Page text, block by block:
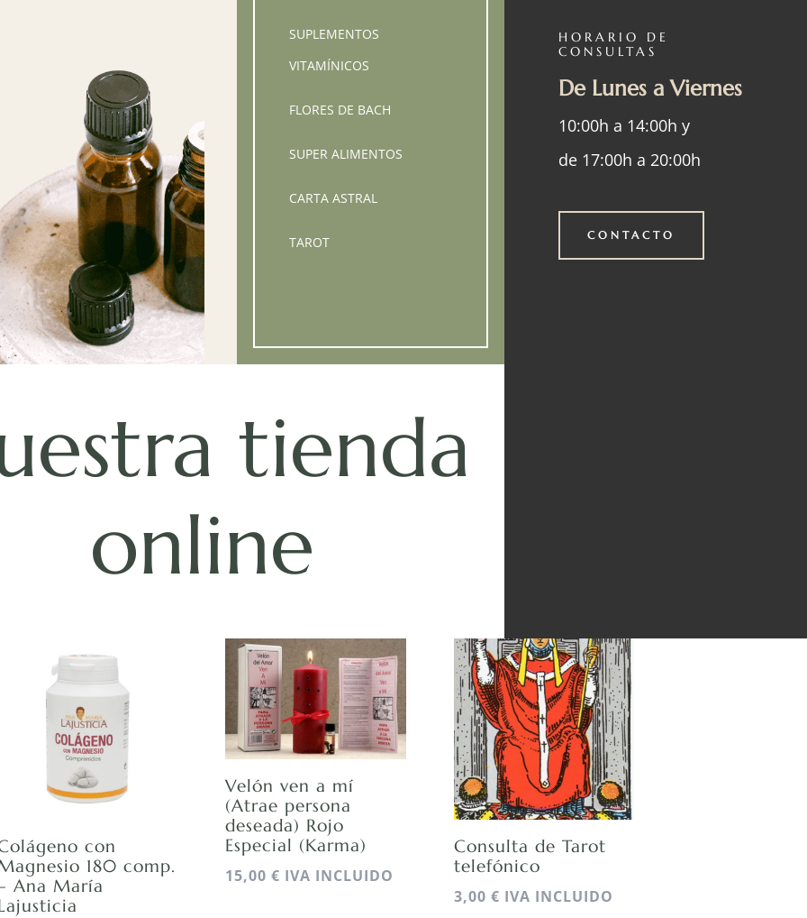
SUPLEMENTOS
VITAMÍNICOS
FLORES DE BACH
SUPER ALIMENTOS
CARTA ASTRAL
TAROT
tienda
online
HORARIO DE
CONSULTAS
De Lunes a Viernes
10:00h a 14:00h y
de 17:00h a 20:00h
CONTACTO
con
180 comp.
Ana María
Velón ven a mí
(Atrae persona
deseada) Rojo
Especial (Karma)
15,00€ IVA INCLUIDO
Consulta de Tarot
telefónico
3,00 € IVA INCLUIDO